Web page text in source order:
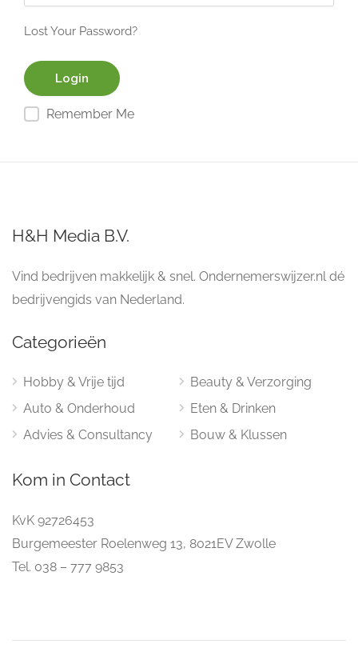
Lost Your Password?
Remember Me
H&H Media B.V.
Vind bedrijven makkelijk & snel. Ondernemerswijzer.nl dé
bedrijvengids van Nederland.
Categorieën
Hobby & Vrije tijd
Auto & Onderhoud
Advies & Consultancy
Beauty & Verzorging
Eten & Drinken
Bouw & Klussen
Kom in Contact
KvK 92726453
Burgemeester Roelenweg 13, 8021EV Zwolle
Tel. 038 – 777 9853